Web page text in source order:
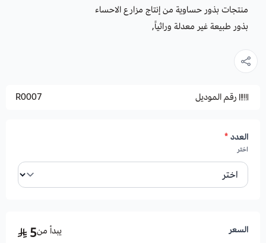
منتجات بذور حساوية من إنتاج مزارع الاحساء
بذور طبيعة غير معدلة وراثياً,
رقم الموديل R0007
العدد*
اختر
السعر يبدأ من5